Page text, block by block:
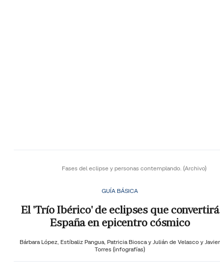
Fases del eclipse y personas contemplando. (Archivo)
GUÍA BÁSICA
El 'Trío Ibérico' de eclipses que convertirá
España en epicentro cósmico
Bárbara López, Estíbaliz Pangua, Patricia Biosca y Julián de Velasco y Javier
Torres (infografías)